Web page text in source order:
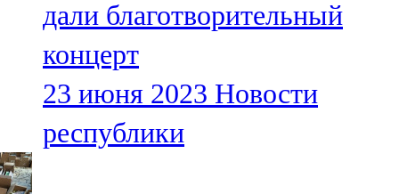
103,0 FM
Чүпрәле
91,0 FM
Шәмәрдән
дали благотворительный
концерт
23 июня 2023 Новости
республики